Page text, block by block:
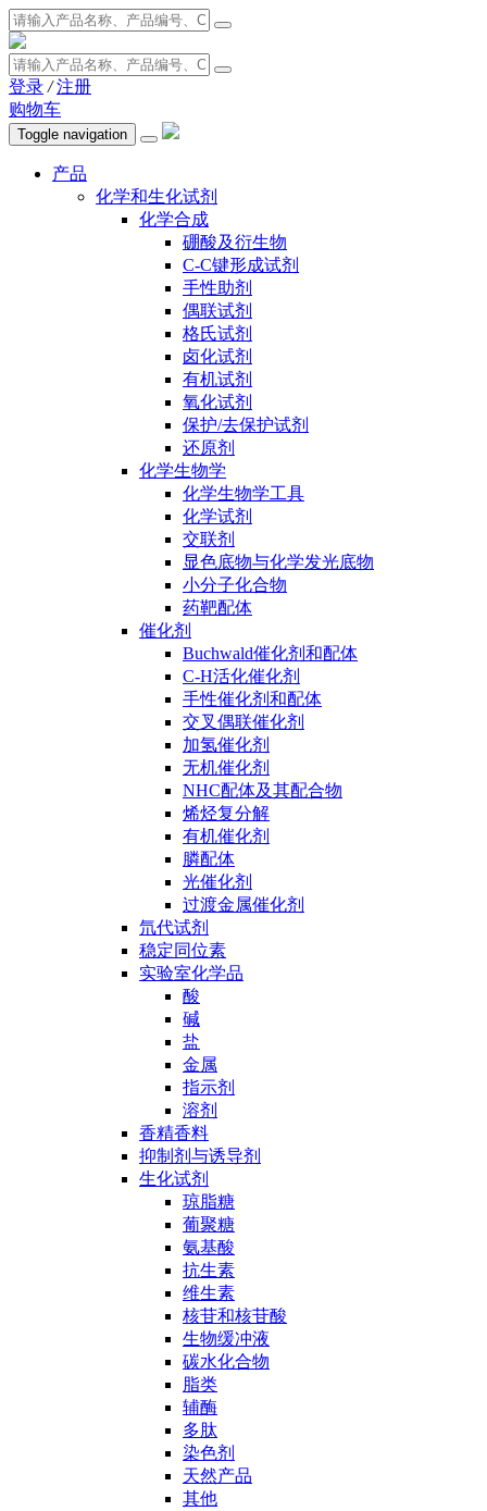
登录 / 注册
购物车
Toggle navigation
产品
化学和生化试剂
化学合成
硼酸及衍生物
C-C键形成试剂
手性助剂
偶联试剂
格氏试剂
卤化试剂
有机试剂
氧化试剂
保护/去保护试剂
还原剂
化学生物学
化学生物学工具
化学试剂
交联剂
显色底物与化学发光底物
小分子化合物
药靶配体
催化剂
Buchwald催化剂和配体
C-H活化催化剂
手性催化剂和配体
交叉偶联催化剂
加氢催化剂
无机催化剂
NHC配体及其配合物
烯烃复分解
有机催化剂
膦配体
光催化剂
过渡金属催化剂
氘代试剂
稳定同位素
实验室化学品
酸
碱
盐
金属
指示剂
溶剂
香精香料
抑制剂与诱导剂
生化试剂
琼脂糖
葡聚糖
氨基酸
抗生素
维生素
核苷和核苷酸
生物缓冲液
碳水化合物
脂类
辅酶
多肽
染色剂
天然产品
其他